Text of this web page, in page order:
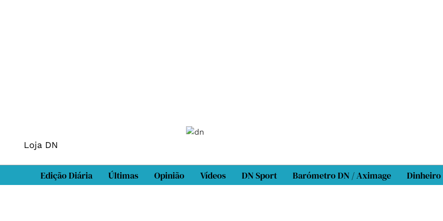
Loja DN
Edição Diária Últimas Opinião Vídeos DN Sport Barómetro DN / Aximage Dinheiro